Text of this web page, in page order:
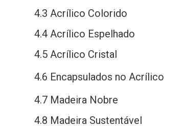
4.3 Acrílico Colorido
4.4 Acrílico Espelhado
4.5 Acrílico Cristal
4.6 Encapsulados no Acrílico
4.7 Madeira Nobre
4.8 Madeira Sustentável